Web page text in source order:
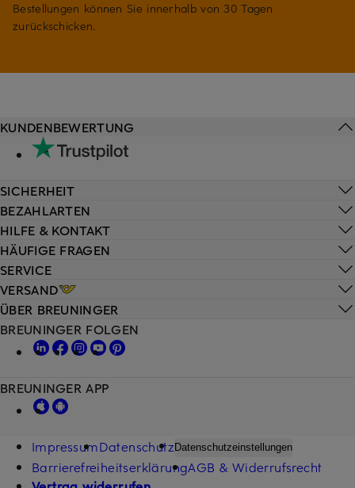
Bestellungen können Sie innerhalb von 30 Tagen
zurückschicken.
HILFE & KONTAKT
HÄUFIGE FRAGEN
SERVICE
VERSAND
KUNDENBEWERTUNG
SICHERHEIT
BEZAHLARTEN
ÜBER BREUNINGER
BREUNINGER FOLGEN
BREUNINGER APP
ImpressumDatenschutz Datenschutzeinstellungen
BarrierefreiheitserklärungAGB & Widerrufsrecht